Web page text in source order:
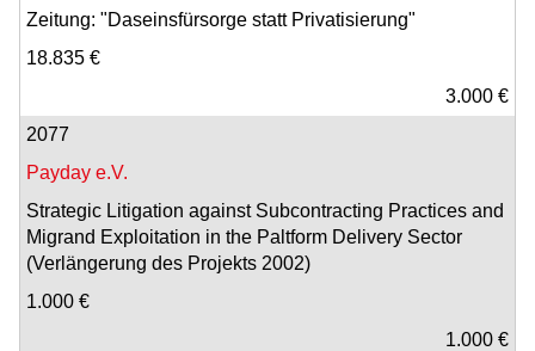
Zeitung: "Daseinsfürsorge statt Privatisierung"
18.835 €
3.000 €
2077
Payday e.V.
Strategic Litigation against Subcontracting Practices and
Migrand Exploitation in the Paltform Delivery Sector
(Verlängerung des Projekts 2002)
1.000 €
1.000 €